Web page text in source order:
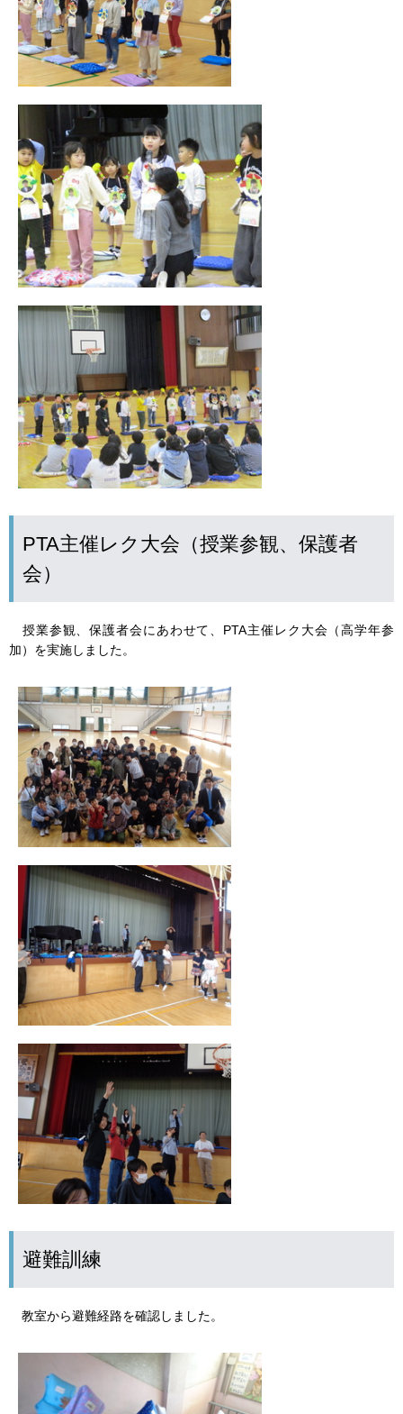
PTA主催レク大会（授業参観、保護者
会）
授業参観、保護者会にあわせて、PTA主催レク大会（高学年参
加）を実施しました。
避難訓練
教室から避難経路を確認しました。